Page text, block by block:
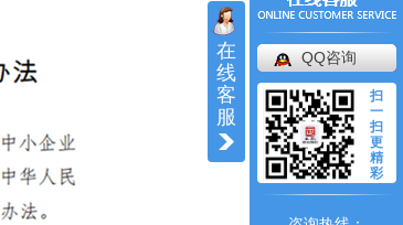
在
线
客
服
QQ咨询
扫
一
扫
更
精
彩